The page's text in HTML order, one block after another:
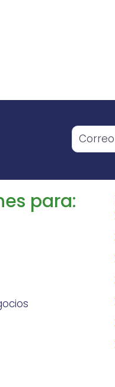
para: